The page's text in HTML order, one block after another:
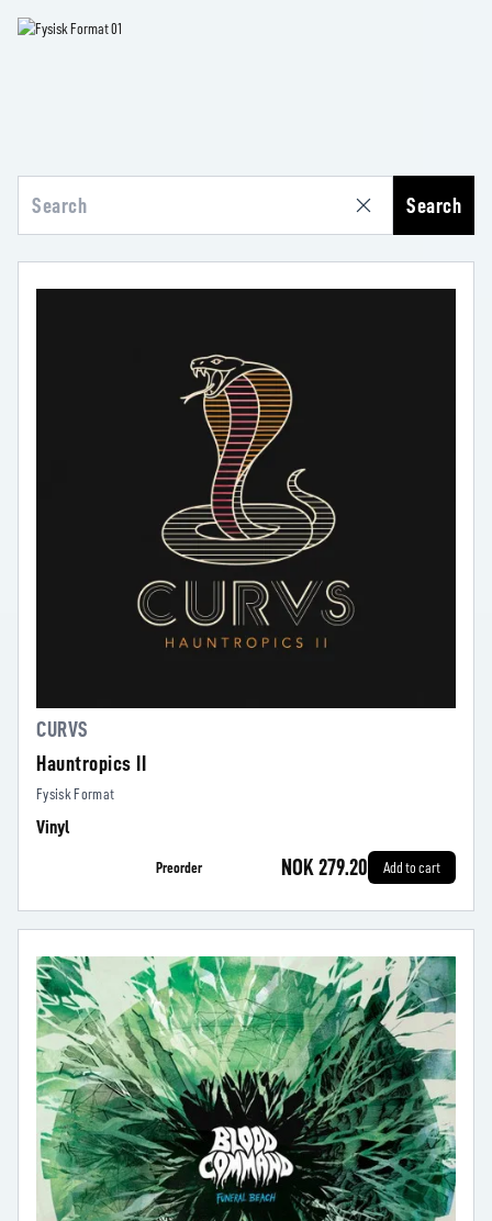
Search
CURVS
Hauntropics II
Fysisk Format
Vinyl
Preorder NOK 279.20 Add to cart